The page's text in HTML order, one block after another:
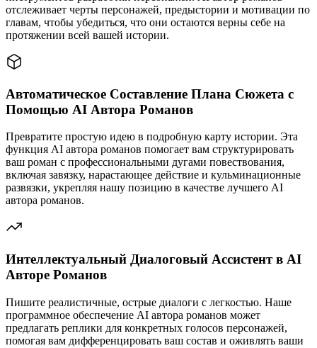
отслеживает черты персонажей, предыстории и мотивации по
главам, чтобы убедиться, что они остаются верны себе на
протяжении всей вашей истории.
Автоматическое Составление Плана Сюжета с
Помощью AI Автора Романов
Превратите простую идею в подробную карту истории. Эта
функция AI автора романов помогает вам структурировать
ваш роман с профессиональными дугами повествования,
включая завязку, нарастающее действие и кульминационные
развязки, укрепляя нашу позицию в качестве лучшего AI
автора романов.
Интеллектуальный Диалоговый Ассистент в AI
Авторе Романов
Пишите реалистичные, острые диалоги с легкостью. Наше
программное обеспечение AI автора романов может
предлагать реплики для конкретных голосов персонажей,
помогая вам дифференцировать ваш состав и оживлять ваши